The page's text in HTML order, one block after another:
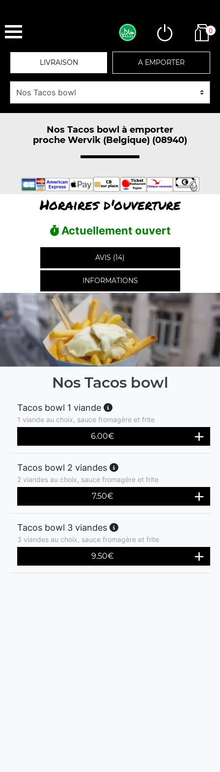
0
LIVRAISON A EMPORTER
Nos Tacos bowl à emporter
proche Wervik (Belgique) (08940)
Horaires d'ouverture
Actuellement ouvert
AVIS (14)
INFORMATIONS
Nos Tacos bowl
Tacos bowl 1 viande
1 viande au choix, sauce fromagère et frite
6.00€
Tacos bowl 2 viandes
2 viandes au choix, sauce fromagère et frite
7.50€
Tacos bowl 3 viandes
3 viandes au choix, sauce fromagère et frite
9.50€